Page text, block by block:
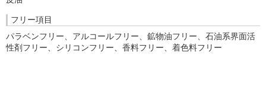
フリー項目
パラベンフリー、アルコールフリー、鉱物油フリー、石油系界面活
性剤フリー、シリコンフリー、香料フリー、着色料フリー